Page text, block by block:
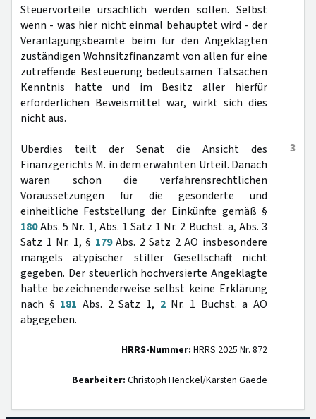
Steuervorteile ursächlich werden sollen. Selbst
wenn - was hier nicht einmal behauptet wird - der
Veranlagungsbeamte beim für den Angeklagten
zuständigen Wohnsitzfinanzamt von allen für eine
zutreffende Besteuerung bedeutsamen Tatsachen
Kenntnis hatte und im Besitz aller hierfür
erforderlichen Beweismittel war, wirkt sich dies
nicht aus.
3
Überdies teilt der Senat die Ansicht des
Finanzgerichts M. in dem erwähnten Urteil. Danach
waren schon die verfahrensrechtlichen
Voraussetzungen für die gesonderte und
einheitliche Feststellung der Einkünfte gemäß §
180Abs. 5 Nr. 1, Abs. 1 Satz 1 Nr. 2 Buchst. a, Abs. 3
Satz 1 Nr. 1, § 179Abs. 2 Satz 2 AO insbesondere
mangels atypischer stiller Gesellschaft nicht
gegeben. Der steuerlich hochversierte Angeklagte
hatte bezeichnenderweise selbst keine Erklärung
nach § 181 Abs. 2 Satz 1, 2Nr. 1 Buchst. a AO
abgegeben.
HRRS-Nummer: HRRS 2025 Nr. 872
Bearbeiter: Christoph Henckel/Karsten Gaede